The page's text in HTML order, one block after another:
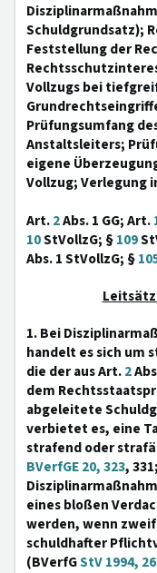
Schuldgrundsatz);
Feststellung der
Vollzugs bei
Prüfungsumfang
Anstaltsleiters;
eigene
Vollzug; Verlegung
Art.2Abs. 1 GG; Art.
10StVollzG; §109
Abs. 1 StVollzG; §
1. Bei
handelt es sich um
die der aus Art.2
dem
abgeleitete
verbietet es, eine
strafend oder
BVerfGE 20, 323, 331;
eines bloßen
werden, wenn
schuldhafter
(BVerfGStV 1994,